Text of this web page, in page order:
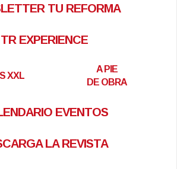
TU REFORMA
TR EXPERIENCE
XXL
A PIE
DE OBRA
EVENTOS
LA REVISTA